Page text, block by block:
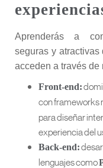
Aprenderás a
seguras y
acceden a través de
Front-end:
con frameworks
para diseñar
experiencia del
Back-end:
lenguajes como